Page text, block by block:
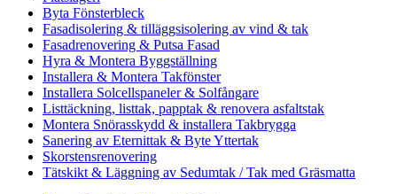
Byta Fönsterbleck
Fasadisolering & tilläggsisolering av vind & tak
Fasadrenovering & Putsa Fasad
Hyra & Montera Byggställning
Installera & Montera Takfönster
Installera Solcellspaneler & Solfångare
Listtäckning, listtak, papptak & renovera asfaltstak
Montera Snörasskydd & installera Takbrygga
Sanering av Eternittak & Byte Yttertak
Skorstensrenovering
Tätskikt & Läggning av Sedumtak / Tak med Gräsmatta